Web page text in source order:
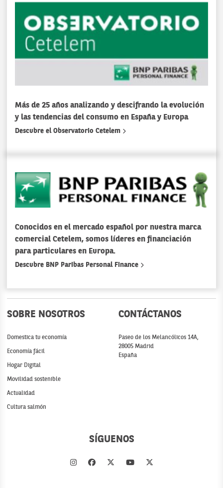
Más de 25 años analizando y descifrando la evolución
y las tendencias del consumo en España y Europa
Descubre el Observatorio Cetelem
Conocidos en el mercado español por nuestra marca
comercial Cetelem, somos líderes en financiación
para particulares en Europa.
Descubre BNP Paribas Personal Finance
SOBRE NOSOTROS
Domestica tu economía
Economía fácil
Hogar Digital
Movilidad sostenible
Actualidad
Cultura salmón
CONTÁCTANOS
Paseo de los Melancólicos 14A,
28005 Madrid
España
SÍGUENOS